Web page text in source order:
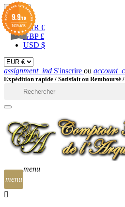
EUR 
EUR €
GBP £
USD $
assignment_ind S'inscrire ou
Expédition rapide / Satisfait ou Remboursé
menu
menu
9.9/10
1439 AVIS